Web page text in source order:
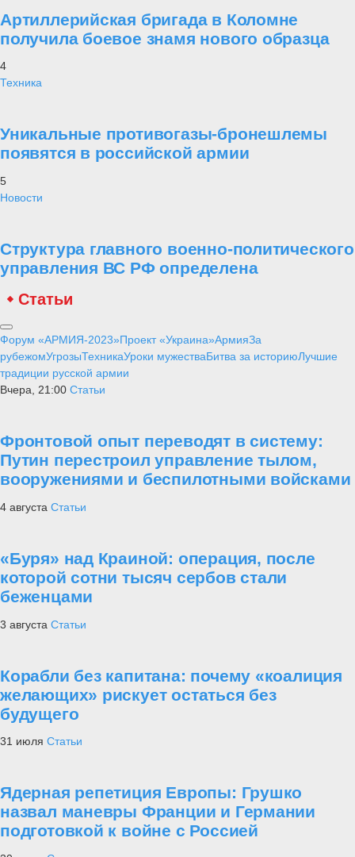
Артиллерийская бригада в Коломне
получила боевое знамя нового образца
4
Техника
Уникальные противогазы-бронешлемы
появятся в российской армии
5
Новости
Структура главного военно-политического
управления ВС РФ определена
Статьи
Форум «АРМИЯ-2023»Проект «Украина»АрмияЗа
рубежомУгрозыТехникаУроки мужестваБитва за историюЛучшие
традиции русской армии
Вчера, 21:00 Статьи
Фронтовой опыт переводят в систему:
Путин перестроил управление тылом,
вооружениями и беспилотными войсками
4 августа Статьи
«Буря» над Краиной: операция, после
которой сотни тысяч сербов стали
беженцами
3 августа Статьи
Корабли без капитана: почему «коалиция
желающих» рискует остаться без
будущего
31 июля Статьи
Ядерная репетиция Европы: Грушко
назвал маневры Франции и Германии
подготовкой к войне с Россией